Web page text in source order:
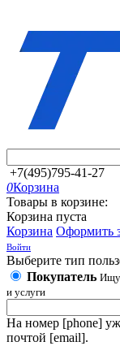
+7(495)795-41-27
0Корзина
Товары в корзине:
Корзина пуста
Корзина Оформить
Войти
Выберите тип
Покупатель Ищу
и услуги
На номер [phone]
почтой [email].